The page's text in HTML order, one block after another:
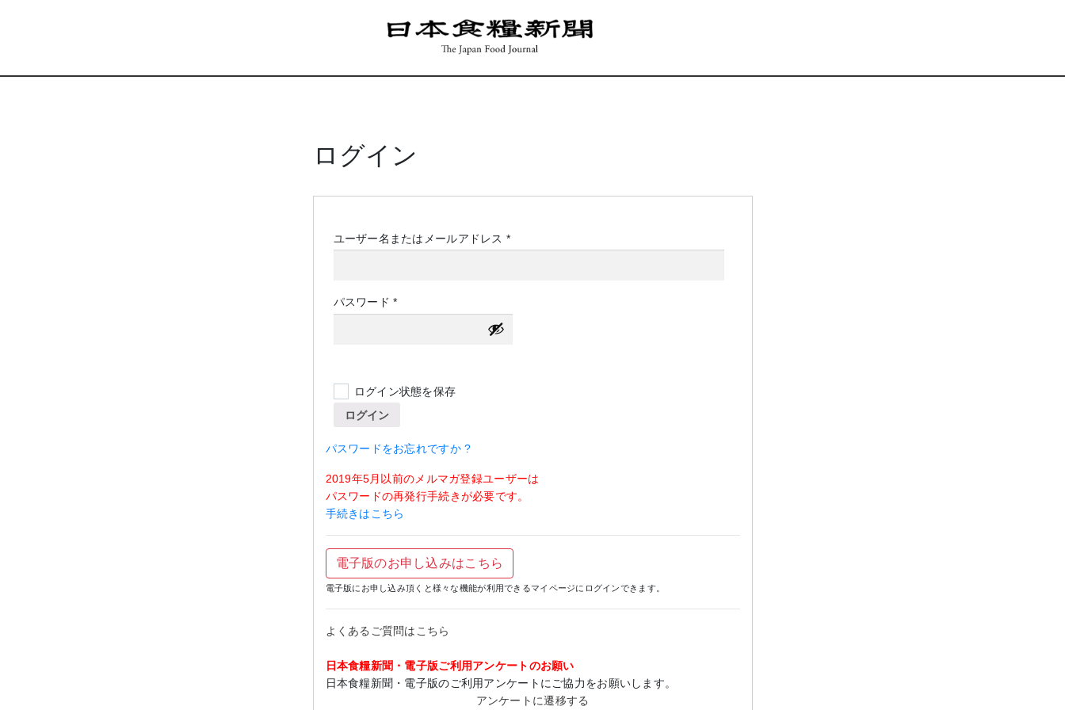
ログイン
ユーザー名またはメールアドレス *必
パスワード*必
須
ログイン状態を保存
ログイン
パスワードをお忘れですか ?
2019年5月以前のメルマガ登録ユーザーは
パスワードの再発行手続きが必要です。
手続きはこちら
電子版のお申し込みはこちら
電子版にお申し込み頂くと様々な機能が利用できるマイページにログインできます。
よくあるご質問はこちら
日本食糧新聞・電子版ご利用アンケートのお願い
日本食糧新聞・電子版のご利用アンケートにご協力をお願いします。
アンケートに遷移する